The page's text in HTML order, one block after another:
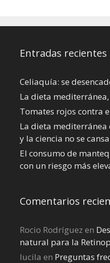
Entradas recientes
Celiaquía: se
La dieta
Tomates rojos contra
La dieta mediterránea
y la ciencia no se
El consumo de
con un riesgo más
Comentarios
Rocio Rodríguez en
natural para la
lucila en Preguntas